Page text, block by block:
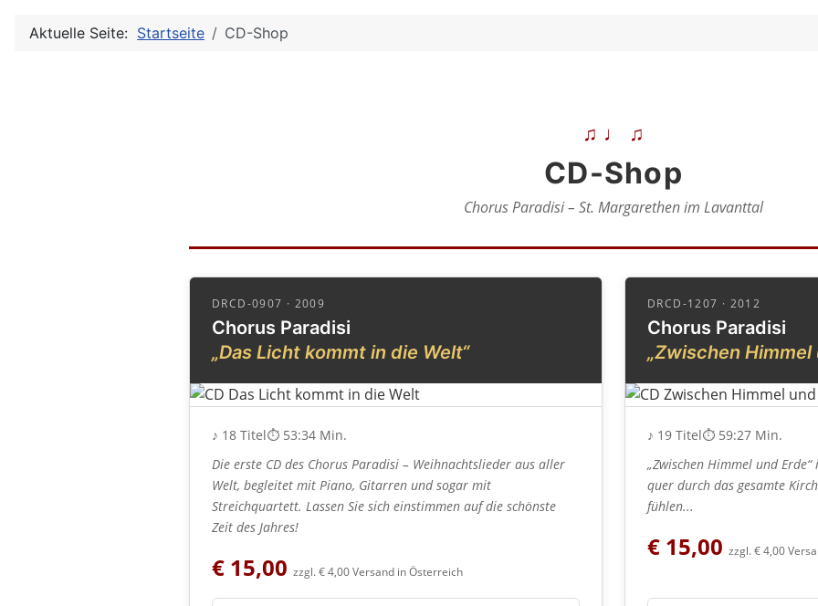
Aktuelle Seite: Startseite CD-Shop
♫ ♩ ♫
CD-Shop
Chorus Paradisi – St. Margarethen im Lavanttal
DRCD-0907 · 2009
Chorus Paradisi
„Das Licht kommt in die Welt“
♪ 18 Titel⏱ 53:34 Min.
Die erste CD des Chorus Paradisi – Weihnachtslieder aus aller
Welt, begleitet mit Piano, Gitarren und sogar mit
Streichquartett. Lassen Sie sich einstimmen auf die schönste
Zeit des Jahres!
€ 15,00 zzgl. € 4,00 Versand in Österreich
DRCD-1207 · 2012
Chorus Paradisi
„Zwischen Himmel
♪ 19 Titel⏱ 59:27 Min.
„Zwischen Himmel und
quer durch das gesamte
fühlen...
€ 15,00 zzgl. € 4,00